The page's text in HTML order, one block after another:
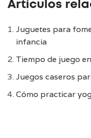
Artículos
Juguetes para
infancia
Tiempo de juego
Juegos caseros
Cómo practicar